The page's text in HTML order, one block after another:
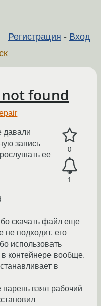
Регистрация - Вход
found
0
1
давали
запись
ее
скачать файл еще
не подходит, его
использовать
контейнере вообще.
в
парень взял рабочий